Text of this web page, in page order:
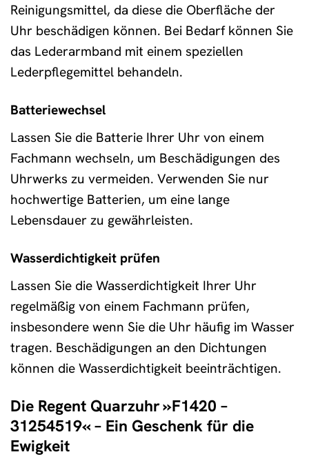
Reinigungsmittel, da diese die Oberfläche der
Uhr beschädigen können. Bei Bedarf können Sie
das Lederarmband mit einem speziellen
Lederpflegemittel behandeln.
Batteriewechsel
Lassen Sie die Batterie Ihrer Uhr von einem
Fachmann wechseln, um Beschädigungen des
Uhrwerks zu vermeiden. Verwenden Sie nur
hochwertige Batterien, um eine lange
Lebensdauer zu gewährleisten.
Wasserdichtigkeit prüfen
Lassen Sie die Wasserdichtigkeit Ihrer Uhr
regelmäßig von einem Fachmann prüfen,
insbesondere wenn Sie die Uhr häufig im Wasser
tragen. Beschädigungen an den Dichtungen
können die Wasserdichtigkeit beeinträchtigen.
Die Regent Quarzuhr »F1420 –
31254519« – Ein Geschenk für die
Ewigkeit